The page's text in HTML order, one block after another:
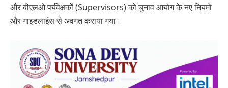
और बीएलओ पर्यवेक्षकों (Supervisors) को चुनाव आयोग के नए नियमों
और गाइडलाइंस से अवगत कराया गया।